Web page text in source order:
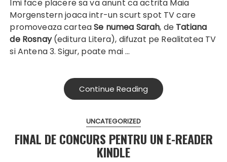
Imi face placere sa va anunt ca actrita Maia
Morgenstern joaca intr-un scurt spot TV care
promoveaza carteaSe numea Sarah, deTatiana
de Rosnay(editura Litera), difuzat pe Realitatea TV
si Antena 3. Sigur, poate mai …
Continue Reading
UNCATEGORIZED
FINAL DE CONCURS PENTRU UN E-READER
KINDLE